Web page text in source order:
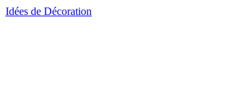
Idées de Décoration